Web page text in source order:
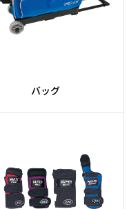
#2個入り
#黒系
#ポリエステル素材
バッグ